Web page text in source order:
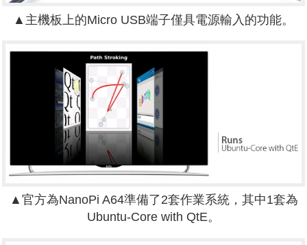
▲主機板上的Micro USB端子僅具電源輸入的功能。
▲官方為NanoPi A64準備了2套作業系統，其中1套為
Ubuntu-Core with QtE。